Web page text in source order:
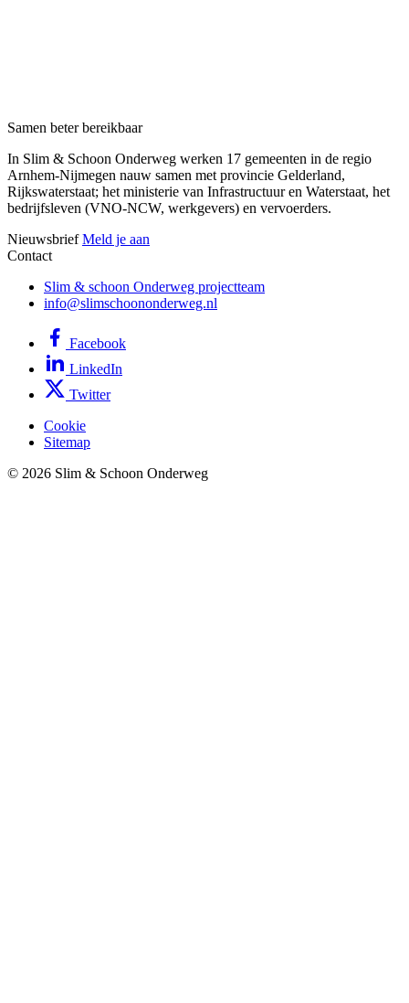
Samen beter bereikbaar
In Slim & Schoon Onderweg werken 17 gemeenten in de regio
Arnhem-Nijmegen nauw samen met provincie Gelderland,
Rijkswaterstaat; het ministerie van Infrastructuur en Waterstaat, het
bedrijfsleven (VNO-NCW, werkgevers) en vervoerders.
Nieuwsbrief Meld je aan
Contact
Slim & schoon Onderweg projectteam
info@slimschoononderweg.nl
Facebook
LinkedIn
Twitter
Cookie
Sitemap
© 2026 Slim & Schoon Onderweg